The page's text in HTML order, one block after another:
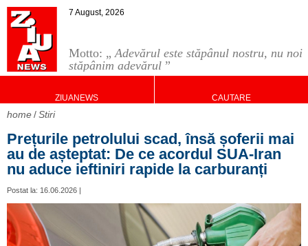
Motto: „Adevărul este stăpânul nostru, nu noi
stăpânim adevărul ”
7 August, 2026
ZIUANEWS CAUTARE
home Stiri
Prețurile petrolului scad, însă șoferii mai
au de așteptat: De ce acordul SUA-Iran
nu aduce ieftiniri rapide la carburanți
Postat la: 16.06.2026 |